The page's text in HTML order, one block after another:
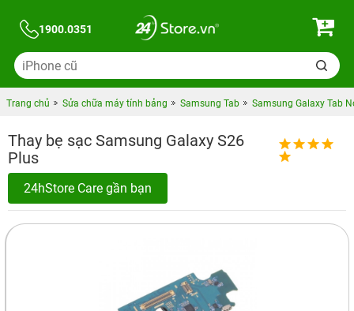
1900.0351
Trang chủ Sửa chữa máy tính bảng Samsung Tab Samsung Galaxy Tab
Thay bẹ sạc Samsung Galaxy S26
Plus
24hStore Care gần bạn